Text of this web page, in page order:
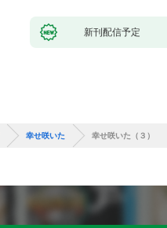
新刊配信予定
幸せ咲いた 幸せ咲いた（３）